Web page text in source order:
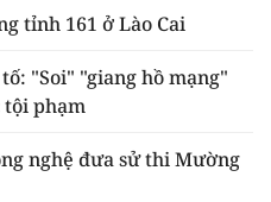
tỉnh 161 ở Lào Cai
"Soi" "giang hồ mạng"
tội phạm
nghệ đưa sử thi Mường